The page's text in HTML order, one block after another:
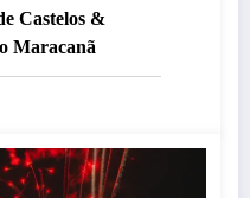
Castelos &
Maracanã